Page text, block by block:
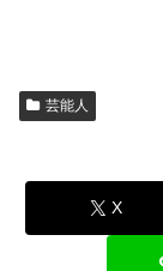
芸能人
X